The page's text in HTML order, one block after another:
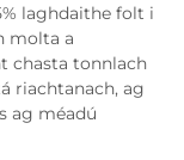
laghdaithe folt i
molta a
chasta tonnlach
riachtanach, ag
ag méadú